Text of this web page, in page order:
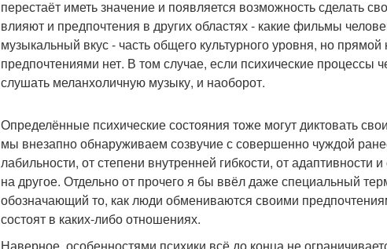
перестаёт иметь значение и появляется возможность сделать
влияют и предпочтения в других областях - какие фильмы
музыкальный вкус - часть общего культурного уровня, но
предпочтениями нет. В том случае, если психические процессы
слушать меланхоличную музыку, и наоборот.
Определённые психические состояния тоже могут диктовать
мы внезапно обнаруживаем созвучие с совершенно чуждой
лабильности, от степени внутренней гибкости, от
на другое. Отдельно от прочего я бы ввёл даже специальный
обозначающий то, как люди обмениваются своими
состоят в каких-либо отношениях.